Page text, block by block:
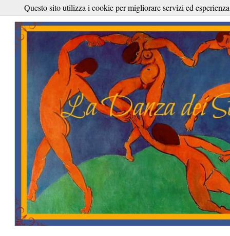
Questo sito utilizza i cookie per migliorare servizi ed